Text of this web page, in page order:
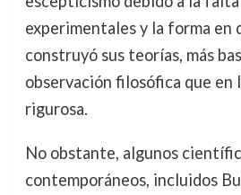
experimentales y la forma en
construyó sus teorías, más
observación filosófica que en
rigurosa.
No obstante, algunos
contemporáneos, incluidos